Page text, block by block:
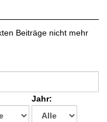
Beiträge nicht mehr
Jahr: